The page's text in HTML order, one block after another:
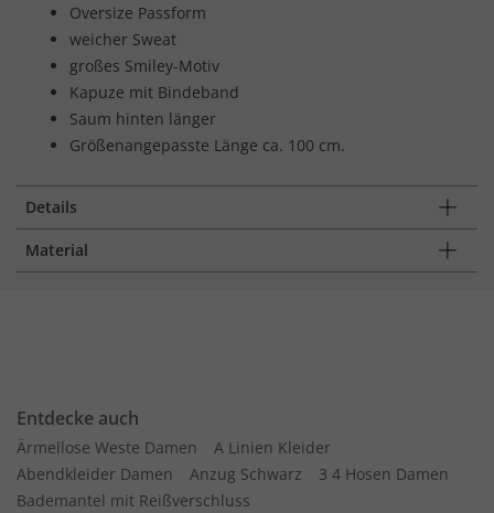
Oversize Passform
weicher Sweat
großes Smiley-Motiv
Kapuze mit Bindeband
Saum hinten länger
Größenangepasste Länge ca. 100 cm.
Details
Material
Entdecke auch
Ärmellose Weste Damen
A Linien Kleider
Abendkleider Damen
Anzug Schwarz
3 4 Hosen Damen
Bademantel mit Reißverschluss